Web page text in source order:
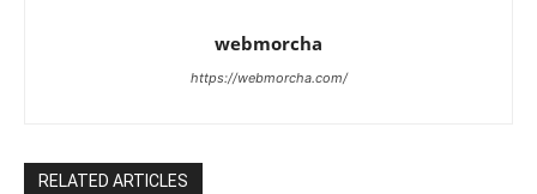
webmorcha
https://webmorcha.com/
RELATED ARTICLES